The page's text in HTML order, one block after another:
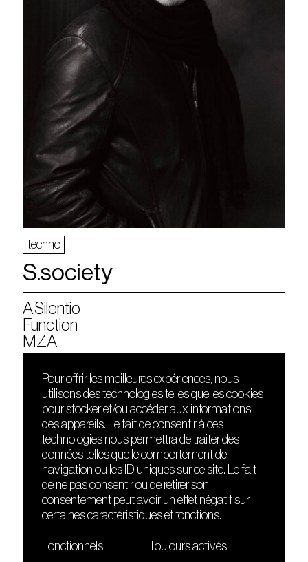
techno
S.society
A.Silentio
Function
MZA
DÉCOUVRIR
Le lieu
Contact
Presse
Cours de DJing
TMLAB
FRIENDS
Nuits sonores
HEAT
Hôtel71
La Gaîté Lyrique
Pour offrir les meilleures expériences, nous
utilisons des technologies telles que les cookies
pour stocker et/ou accéder aux informations
des appareils. Le fait de consentir à ces
technologies nous permettra de traiter des
données telles que le comportement de
navigation ou les ID uniques sur ce site. Le fait
de ne pas consentir ou de retirer son
consentement peut avoir un effet négatif sur
certaines caractéristiques et fonctions.
Fonctionnels Toujours activés